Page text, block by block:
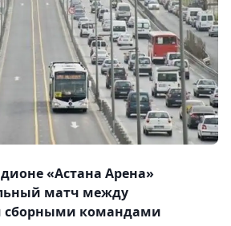
«Астана Арена»
матч между
командами